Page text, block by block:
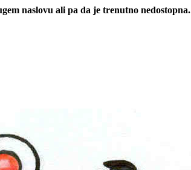
naslovu ali pa da je trenutno nedostopna.